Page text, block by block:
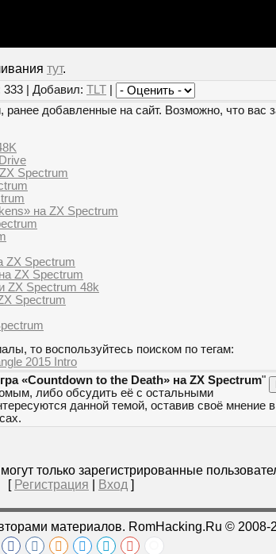
тут.
333 | Добавил: TLT
добавленные на сайт. Возможно, что вас
Spectrum
на ZX Spectrum
ZX Spectrum
ZX Spectrum
ZX Spectrum 48k
Spectrum
то воспользуйтесь поиском по тегам:
2015 Intro
«Countdown to the Death» на ZX Spectrum"
либо обсудить её с остальными
данной темой, оставив своё мнение
только зарегистрированные
[ Регистрация Вход ]
материалов. RomHacking.Ru © 2008-